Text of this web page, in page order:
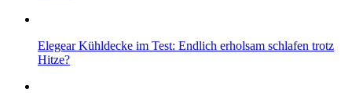
Elegear Kühldecke im Test: Endlich erholsam schlafen trotz
Hitze?